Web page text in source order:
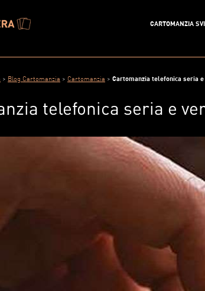
CARTOMANZIA
> Blog Cartomanzia > Cartomanzia > Cartomanzia telefonica seria
telefonica seria e